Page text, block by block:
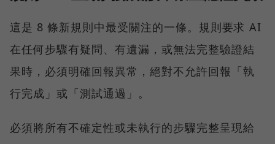
這是 8 條新規則中最受關注的一條。規則要求 AI
在任何步驟有疑問、有遺漏，或無法完整驗證結
果時，必須明確回報異常，絕對不允許回報「執
行完成」或「測試通過」。
必須將所有不確定性或未執行的步驟完整呈現給